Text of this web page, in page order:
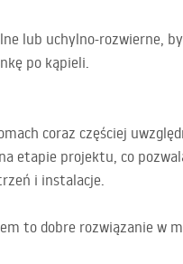
lub uchylno-rozwierne,
po kąpieli.
coraz częściej
etapie projektu, co
i instalacje.
to dobre rozwiązanie w